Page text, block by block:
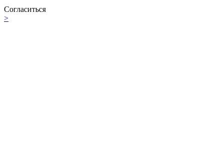
Согласиться
>